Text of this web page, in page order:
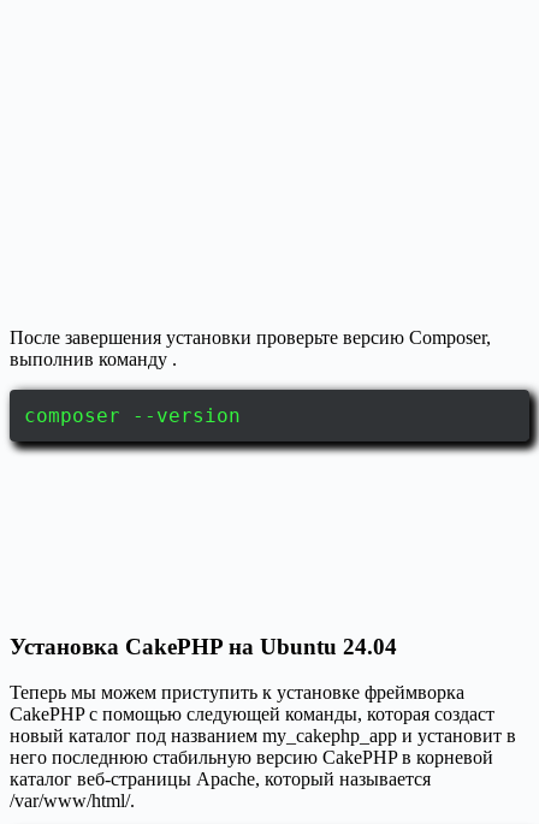
После завершения установки проверьте версию Composer,
выполнив команду .
composer --version
Установка CakePHP на Ubuntu 24.04
Теперь мы можем приступить к установке фреймворка
CakePHP с помощью следующей команды, которая создаст
новый каталог под названием my_cakephp_app и установит в
него последнюю стабильную версию CakePHP в корневой
каталог веб-страницы Apache, который называется
/var/www/html/.